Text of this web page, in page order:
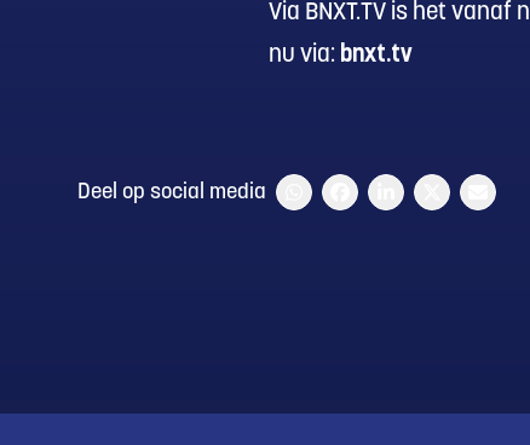
Via BNXT.TV is het
nu via: bnxt.tv
Deel op social media